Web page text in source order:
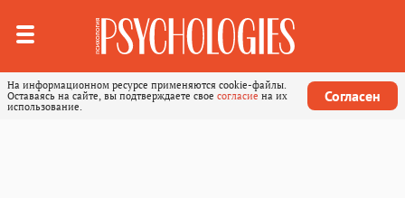
На информационном ресурсе применяются cookie-файлы.
Оставаясь на сайте, вы подтверждаете свое согласие на их
использование.
Согласен